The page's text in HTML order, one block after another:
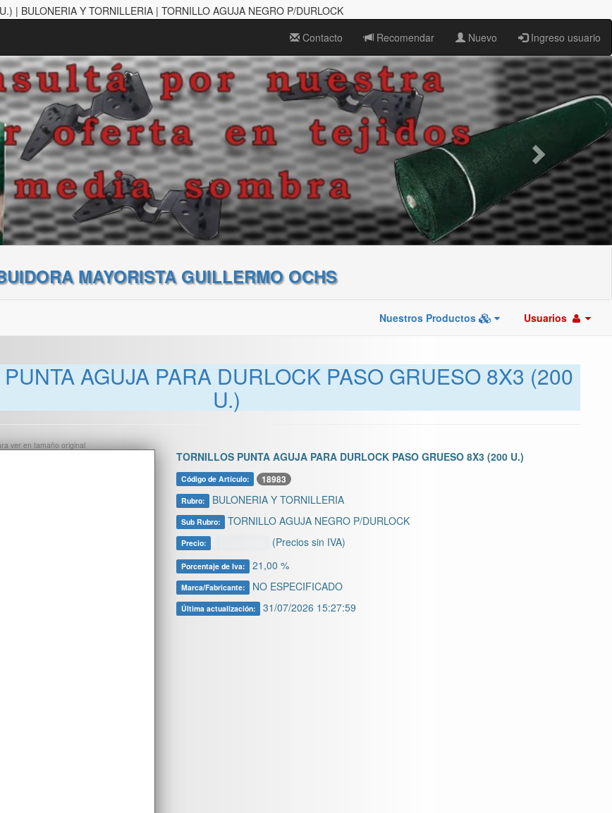
| BULONERIA Y TORNILLERIA | TORNILLO AGUJA NEGRO P/DURLOCK
Contacto Recomendar Nuevo Ingreso usuario
MAYORISTA GUILLERMO OCHS
Nuestros Productos Usuarios
AGUJA PARA DURLOCK PASO GRUESO 8X3 (200
U.)
ver en tamaño original
TORNILLOS PUNTA AGUJA PARA DURLOCK PASO GRUESO 8X3 (200 U.)
Código de Artículo: 18983
Rubro: BULONERIA Y TORNILLERIA
Sub Rubro: TORNILLO AGUJA NEGRO P/DURLOCK
Precio: (Precios sin IVA)
Porcentaje de Iva: 21,00 %
Marca/Fabricante: NO ESPECIFICADO
Última actualización: 31/07/2026 15:27:59